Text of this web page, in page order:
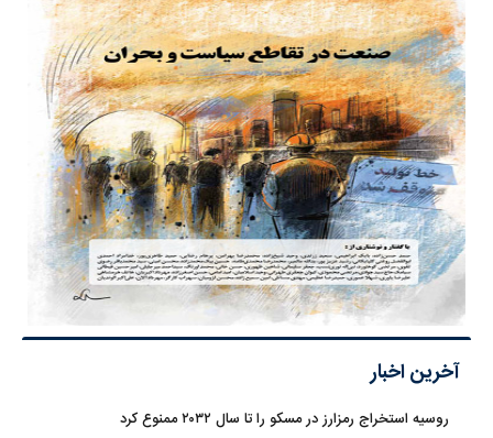
آخرین اخبار
روسیه استخراج رمزارز در مسکو را تا سال ۲۰۳۲ ممنوع کرد